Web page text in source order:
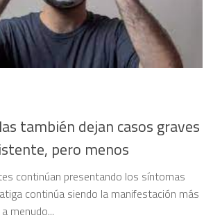
también dejan casos graves
pero menos
continúan presentando los síntomas
continúa siendo la manifestación más
menudo...